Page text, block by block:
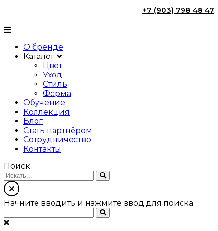
+7 (903) 798 48 47
О бренде
Каталог
Цвет
Уход
Стиль
Форма
Обучение
Коллекция
Блог
Стать партнёром
Сотрудничество
Контакты
Поиск
Начните вводить и нажмите ввод для поиска